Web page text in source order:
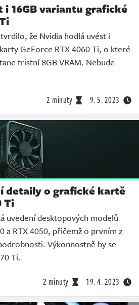
i 16GB variantu grafické
že Nvidia hodlá uvést i
GeForce RTX 4060 Ti, o které
tristní 8GB VRAM. Nebude
2 minuty 9. 5. 2023
detaily o grafické kartě
Ti
uvedení desktopových modelů
a RTX 4050, přičemž o prvním z
Výkonnostně by se
Ti.
2 minuty 19. 4. 2023